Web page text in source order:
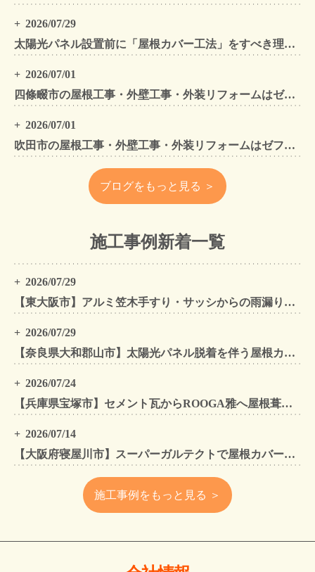
2026/07/29
太陽光パネル設置前に「屋根カバー工法」をすべき理由！葺き替えとの違いや費用・雨漏り対策をプロが解説
2026/07/01
四條畷市の屋根工事・外壁工事・外装リフォームはゼファン！四條畷内の工事事例もご紹介
2026/07/01
吹田市の屋根工事・外壁工事・外装リフォームはゼファン！吹田市内の工事事例もご紹介
ブログをもっと見る ＞
施工事例新着一覧
2026/07/29
【東大阪市】アルミ笠木手すり・サッシからの雨漏りを解消｜外壁金属サイディングカバー工法
2026/07/29
【奈良県大和郡山市】太陽光パネル脱着を伴う屋根カバー工法・外壁カバー工法・外壁塗装工事｜スーパーガルテクト施工事例
2026/07/24
【兵庫県宝塚市】セメント瓦からROOGA雅へ屋根葺き替え モダングレーで軽量化・外壁塗装も同時施工
2026/07/14
【大阪府寝屋川市】スーパーガルテクトで屋根カバー工法・外壁塗装・雨樋工事｜住まいをトータルリフォームした施工事例
施工事例をもっと見る ＞